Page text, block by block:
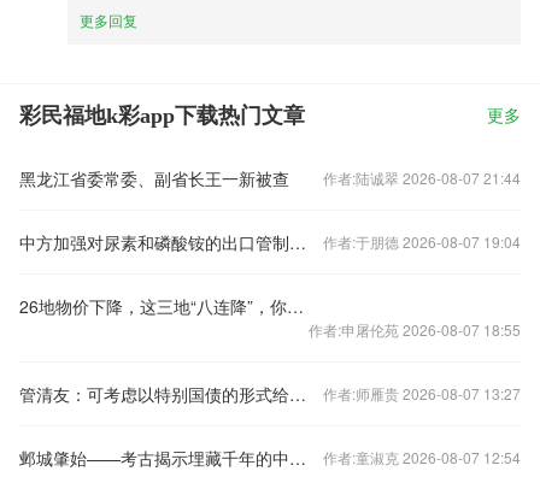
更多回复
彩民福地k彩app下载热门文章 更多
黑龙江省委常委、副省长王一新被查 作者:陆诚翠 2026-08-07 21:44
中方加强对尿素和磷酸铵的出口管制？外交部回应 作者:于朋德 2026-08-07 19:04
26地物价下降，这三地“八连降”，你家呢？
作者:申屠伦苑 2026-08-07 18:55
管清友：可考虑以特别国债的形式给老百姓发现金补贴 作者:师雁贵 2026-08-07 13:27
邺城肇始——考古揭示埋藏千年的中国都城秘密 作者:童淑克 2026-08-07 12:54